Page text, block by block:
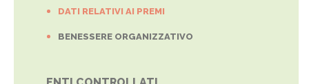
DATI RELATIVI AI PREMI
BENESSERE ORGANIZZATIVO